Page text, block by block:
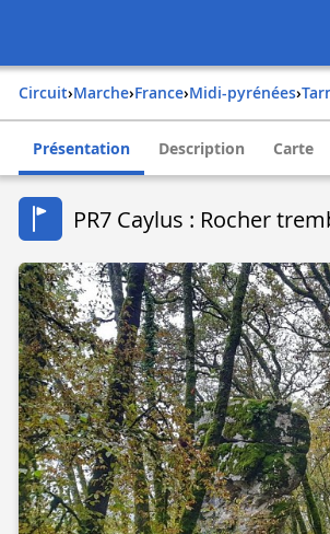
Circuit› Marche› france› midi-pyrénées›
Présentation Description Carte
PR7 Caylus : Rocher